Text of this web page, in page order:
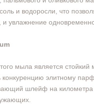
и водоросли, что
увлажнение
мыла является стойкий
конкуренцию элитному
шлейф на километра